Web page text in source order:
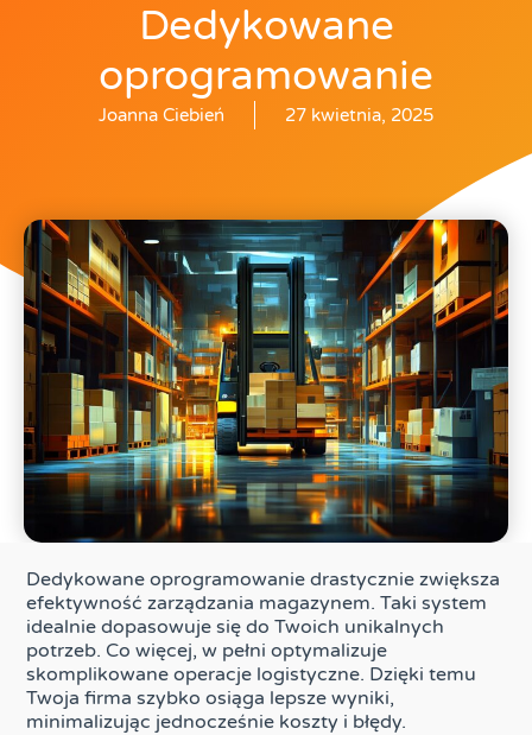
Dedykowane
oprogramowanie
Joanna Ciebień 27 kwietnia, 2025
Dedykowane oprogramowanie drastycznie zwiększa
efektywność zarządzania magazynem. Taki system
idealnie dopasowuje się do Twoich unikalnych
potrzeb. Co więcej, w pełni optymalizuje
skomplikowane operacje logistyczne. Dzięki temu
Twoja firma szybko osiąga lepsze wyniki,
minimalizując jednocześnie koszty i błędy.